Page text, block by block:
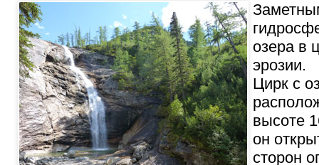
озера в
эрозии.
Цирк с
высоте
он
сторон